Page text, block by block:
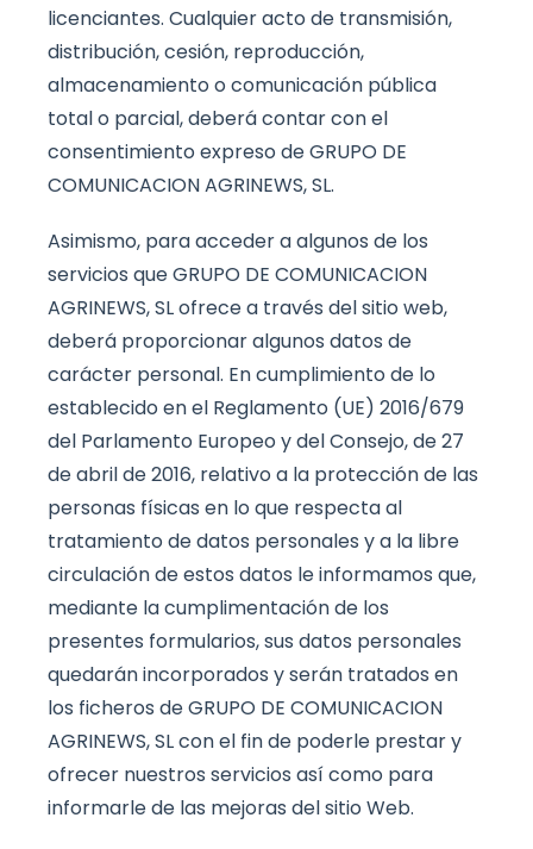
licenciantes. Cualquier acto de transmisión,
distribución, cesión, reproducción,
almacenamiento o comunicación pública
total o parcial, deberá contar con el
consentimiento expreso de GRUPO DE
COMUNICACION AGRINEWS, SL.
Asimismo, para acceder a algunos de los
servicios que GRUPO DE COMUNICACION
AGRINEWS, SL ofrece a través del sitio web,
deberá proporcionar algunos datos de
carácter personal. En cumplimiento de lo
establecido en el Reglamento (UE) 2016/679
del Parlamento Europeo y del Consejo, de 27
de abril de 2016, relativo a la protección de las
personas físicas en lo que respecta al
tratamiento de datos personales y a la libre
circulación de estos datos le informamos que,
mediante la cumplimentación de los
presentes formularios, sus datos personales
quedarán incorporados y serán tratados en
los ficheros de GRUPO DE COMUNICACION
AGRINEWS, SL con el fin de poderle prestar y
ofrecer nuestros servicios así como para
informarle de las mejoras del sitio Web.